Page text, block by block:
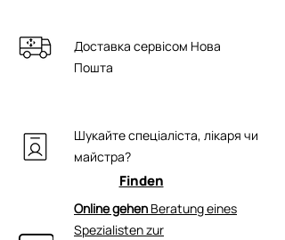
Доставка сервісом Нова
Пошта
Шукайте спеціаліста, лікаря чи
майстра?
Finden
Online gehen Beratung eines
Spezialisten zur